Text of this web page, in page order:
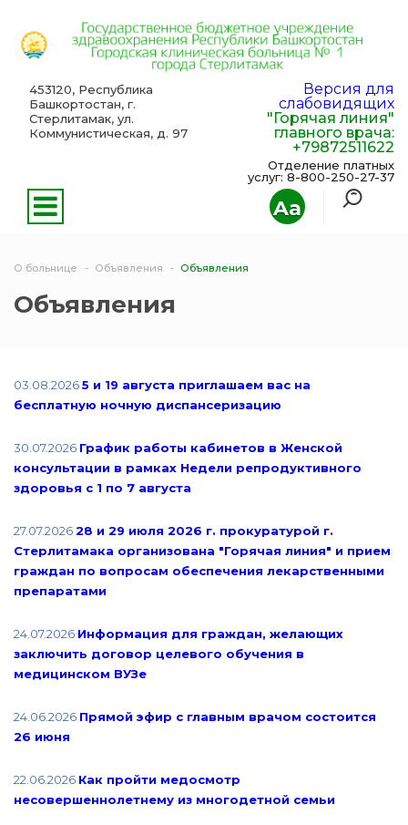
Aa
453120, Республика
Башкортостан, г.
Стерлитамак, ул.
Коммунистическая, д. 97
Версия для
слабовидящих
"Горячая линия"
главного врача:
+79872511622
Отделение платных
услуг: 8-800-250-27-37
О больнице Объявления Объявления
Объявления
03.08.20265 и 19 августа приглашаем вас на
бесплатную ночную диспансеризацию
30.07.2026 График работы кабинетов в Женской
консультации в рамках Недели репродуктивного
здоровья с 1 по 7 августа
27.07.202628 и 29 июля 2026 г. прокуратурой г.
Стерлитамака организована "Горячая линия" и прием
граждан по вопросам обеспечения лекарственными
препаратами
24.07.2026 Информация для граждан, желающих
заключить договор целевого обучения в
медицинском ВУЗе
24.06.2026 Прямой эфир с главным врачом состоится
26 июня
22.06.2026 Как пройти медосмотр
несовершеннолетнему из многодетной семьи